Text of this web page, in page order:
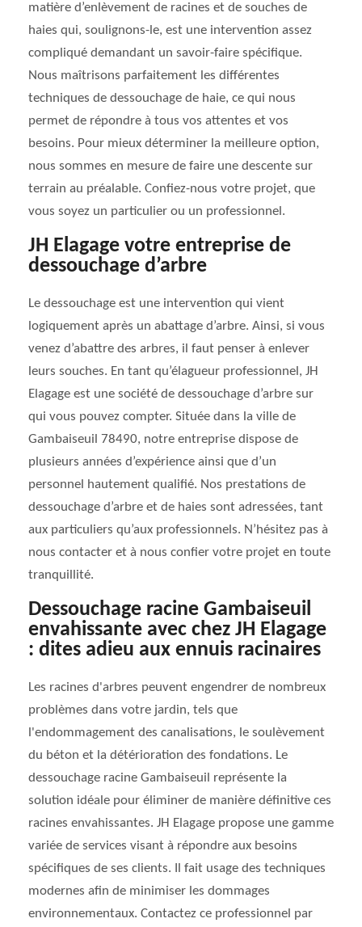
matière d’enlèvement de racines et de souches de
haies qui, soulignons-le, est une intervention assez
compliqué demandant un savoir-faire spécifique.
Nous maîtrisons parfaitement les différentes
techniques de dessouchage de haie, ce qui nous
permet de répondre à tous vos attentes et vos
besoins. Pour mieux déterminer la meilleure option,
nous sommes en mesure de faire une descente sur
terrain au préalable. Confiez-nous votre projet, que
vous soyez un particulier ou un professionnel.
JH Elagage votre entreprise de
dessouchage d’arbre
Le dessouchage est une intervention qui vient
logiquement après un abattage d’arbre. Ainsi, si vous
venez d’abattre des arbres, il faut penser à enlever
leurs souches. En tant qu’élagueur professionnel, JH
Elagage est une société de dessouchage d’arbre sur
qui vous pouvez compter. Située dans la ville de
Gambaiseuil 78490, notre entreprise dispose de
plusieurs années d’expérience ainsi que d’un
personnel hautement qualifié. Nos prestations de
dessouchage d’arbre et de haies sont adressées, tant
aux particuliers qu’aux professionnels. N’hésitez pas à
nous contacter et à nous confier votre projet en toute
tranquillité.
Dessouchage racine Gambaiseuil
envahissante avec chez JH Elagage
: dites adieu aux ennuis racinaires
Les racines d'arbres peuvent engendrer de nombreux
problèmes dans votre jardin, tels que
l'endommagement des canalisations, le soulèvement
du béton et la détérioration des fondations. Le
dessouchage racine Gambaiseuil représente la
solution idéale pour éliminer de manière définitive ces
racines envahissantes. JH Elagage propose une gamme
variée de services visant à répondre aux besoins
spécifiques de ses clients. Il fait usage des techniques
modernes afin de minimiser les dommages
environnementaux. Contactez ce professionnel par